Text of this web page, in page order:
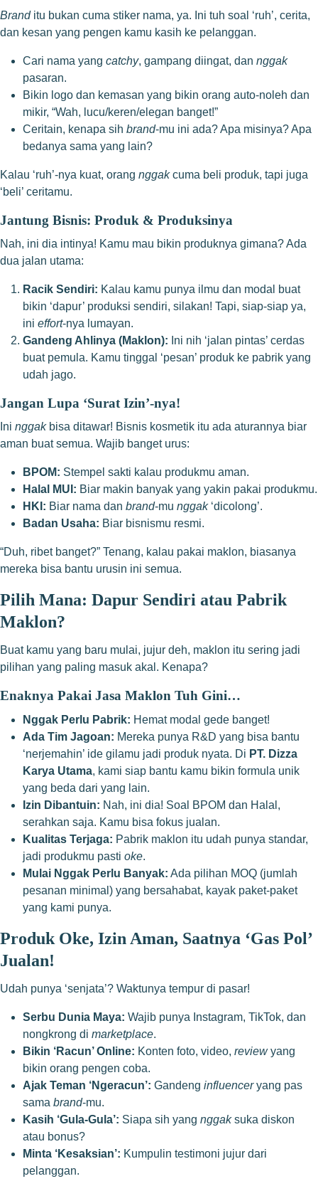
Branditu bukan cuma stiker nama, ya. Ini tuh soal ‘ruh’, cerita,
dan kesan yang pengen kamu kasih ke pelanggan.
Cari nama yang catchy, gampang diingat, dan nggak
pasaran.
Bikin logo dan kemasan yang bikin orang auto-noleh dan
mikir, “Wah, lucu/keren/elegan banget!”
Ceritain, kenapa sih brand-mu ini ada? Apa misinya? Apa
bedanya sama yang lain?
Kalau ‘ruh’-nya kuat, orang nggakcuma beli produk, tapi juga
‘beli’ ceritamu.
Jantung Bisnis: Produk & Produksinya
Nah, ini dia intinya! Kamu mau bikin produknya gimana? Ada
dua jalan utama:
Racik Sendiri: Kalau kamu punya ilmu dan modal buat
bikin ‘dapur’ produksi sendiri, silakan! Tapi, siap-siap ya,
ini effort-nya lumayan.
Gandeng Ahlinya (Maklon): Ini nih ‘jalan pintas’ cerdas
buat pemula. Kamu tinggal ‘pesan’ produk ke pabrik yang
udah jago.
Jangan Lupa ‘Surat Izin’-nya!
Ini nggakbisa ditawar! Bisnis kosmetik itu ada aturannya biar
aman buat semua. Wajib banget urus:
BPOM: Stempel sakti kalau produkmu aman.
Halal MUI: Biar makin banyak yang yakin pakai produkmu.
HKI: Biar nama dan brand-mu nggak‘dicolong’.
Badan Usaha: Biar bisnismu resmi.
“Duh, ribet banget?” Tenang, kalau pakai maklon, biasanya
mereka bisa bantu urusin ini semua.
Pilih Mana: Dapur Sendiri atau Pabrik
Maklon?
Buat kamu yang baru mulai, jujur deh, maklon itu sering jadi
pilihan yang paling masuk akal. Kenapa?
Enaknya Pakai Jasa Maklon Tuh Gini…
Nggak Perlu Pabrik: Hemat modal gede banget!
Ada Tim Jagoan: Mereka punya R&D yang bisa bantu
‘nerjemahin’ ide gilamu jadi produk nyata. Di PT. Dizza
Karya Utama, kami siap bantu kamu bikin formula unik
yang beda dari yang lain.
Izin Dibantuin: Nah, ini dia! Soal BPOM dan Halal ,
serahkan saja. Kamu bisa fokus jualan.
Kualitas Terjaga: Pabrik maklon itu udah punya standar,
jadi produkmu pasti oke.
Mulai Nggak Perlu Banyak: Ada pilihan MOQ (jumlah
pesanan minimal) yang bersahabat, kayak paket-paket
yang kami punya.
Produk Oke, Izin Aman, Saatnya ‘Gas Pol’
Jualan!
Udah punya ‘senjata’? Waktunya tempur di pasar!
Serbu Dunia Maya: Wajib punya Instagram, TikTok, dan
nongkrong di marketplace.
Bikin ‘Racun’ Online: Konten foto, video, reviewyang
bikin orang pengen coba.
Ajak Teman ‘Ngeracun’: Gandeng influenceryang pas
sama brand-mu.
Kasih ‘Gula-Gula’: Siapa sih yang nggaksuka diskon
atau bonus?
Minta ‘Kesaksian’: Kumpulin testimoni jujur dari
pelanggan.